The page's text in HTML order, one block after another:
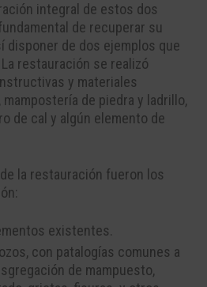
integral de estos dos
de recuperar su
disponer de dos ejemplos que
restauración se realizó
y materiales
de piedra y ladrillo,
de cal y algún elemento de
la restauración fueron los
existentes.
con patalogías comunes a
de mampuesto,